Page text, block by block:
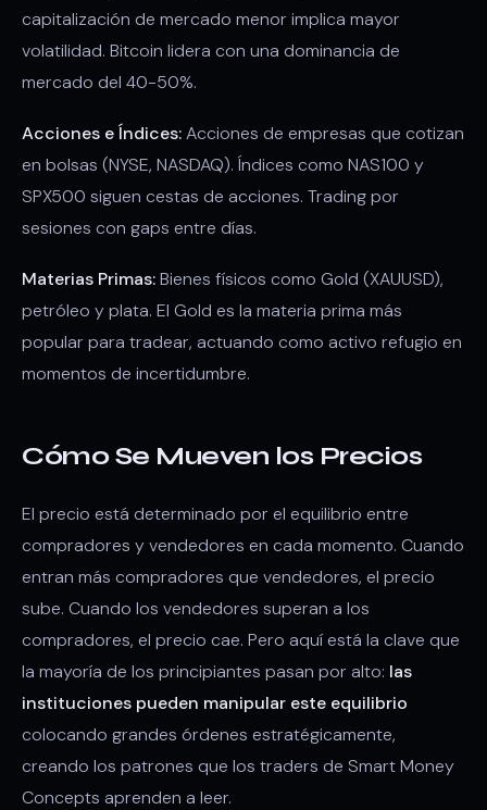
capitalización de mercado menor implica mayor
volatilidad. Bitcoin lidera con una dominancia de
mercado del 40-50%.
Acciones e Índices:Acciones de empresas que cotizan
en bolsas (NYSE, NASDAQ). Índices como NAS100 y
SPX500 siguen cestas de acciones. Trading por
sesiones con gaps entre días.
Materias Primas:Bienes físicos como Gold (XAUUSD),
petróleo y plata. El Gold es la materia prima más
popular para tradear, actuando como activo refugio en
momentos de incertidumbre.
Cómo Se Mueven los Precios
El precio está determinado por el equilibrio entre
compradores y vendedores en cada momento. Cuando
entran más compradores que vendedores, el precio
sube. Cuando los vendedores superan a los
compradores, el precio cae. Pero aquí está la clave que
la mayoría de los principiantes pasan por alto: las
instituciones pueden manipular este equilibrio
colocando grandes órdenes estratégicamente,
creando los patrones que los traders de Smart Money
Concepts aprenden a leer.